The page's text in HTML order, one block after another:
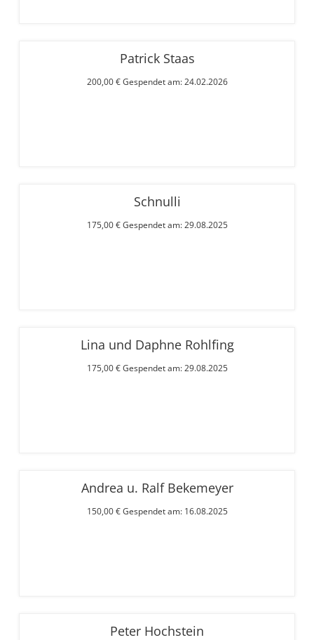
Patrick Staas
200,00 € Gespendet am: 24.02.2026
Schnulli
175,00 € Gespendet am: 29.08.2025
Lina und Daphne Rohlfing
175,00 € Gespendet am: 29.08.2025
Andrea u. Ralf Bekemeyer
150,00 € Gespendet am: 16.08.2025
Peter Hochstein